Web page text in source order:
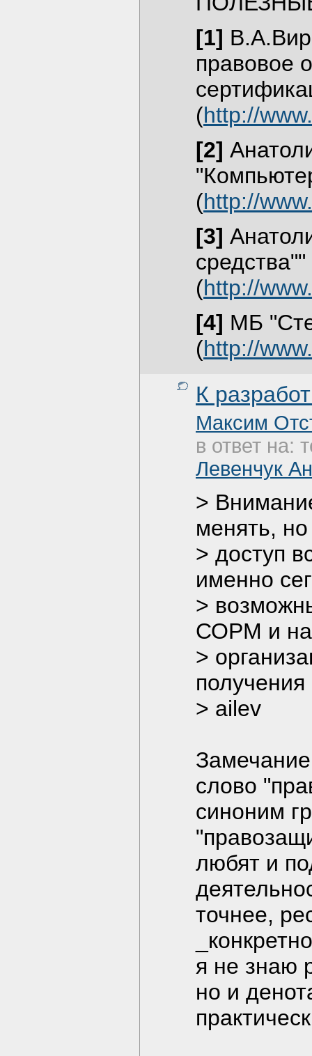
[1]
правовое
(http://
[2]
(http://
[3]
(http://
[4] МБ
(http://
К
Максим
в ответ на:
Левенчук
>
менять,
> доступ
именно
>
СОРМ и
>
> ailev
слово
синоним
любят и
точнее,
я не знаю
но и